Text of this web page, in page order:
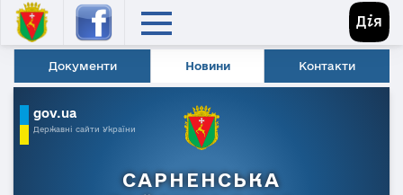
Документи Новини Контакти
gov.ua
Державні сайти України
САРНЕНСЬКА